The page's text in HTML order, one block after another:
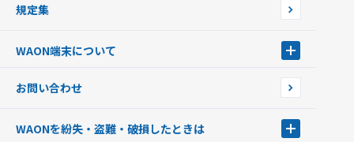
ご当地WAON
G.G WAON
WAONカード・WAONカードプラス
モバイルWAON
規定集
WAON端末について
WAONネットステーション
新型WAONステーション
お問い合わせ
WAONを紛失・盗難・破損したときは